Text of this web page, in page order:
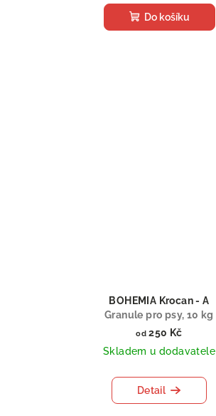
Do košíku
BOHEMIA Krocan - A
Granule pro psy, 10 kg
od 250 Kč
Skladem u dodavatele
Detail